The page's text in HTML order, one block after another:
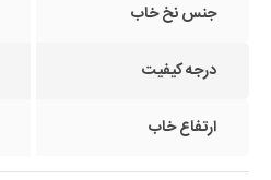
جنس نخ خاب
درجه کیفیت
ارتفاع خاب